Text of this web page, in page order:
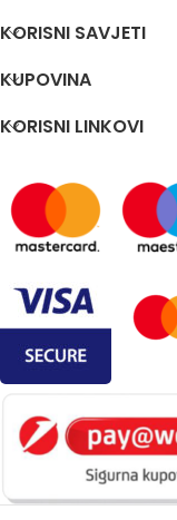
KORISNI SAVJETI
KUPOVINA
KORISNI LINKOVI